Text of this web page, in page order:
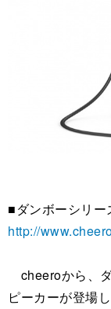
■ダンボーシリー
http://
cheeroから、
ピーカーが登場